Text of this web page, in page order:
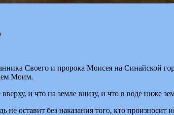
Своего и пророка Моисея на Синайской
Моим.
и что на земле внизу, и что в воде ниже
оставит без наказания того, кто произносит